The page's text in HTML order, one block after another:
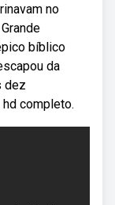
no
bíblico
da
dez
completo.